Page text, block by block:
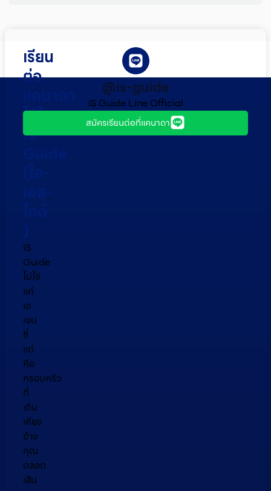
เรียน
ต่อ
ไว้ใจ
IS
Guide
(ไอ-
เอส-
ไกด์​
)
IS
Guide
ไม่ใช่
แค่
เอ
เจน
ซี่
แต่
คือ
ครอบครัว
ที่
เดิน
เคียง
ข้าง
คุณ
ตลอด
เส้น
@is-guide
IS Guide Line Official
สมัครเรียนต่อที่แคนาดา